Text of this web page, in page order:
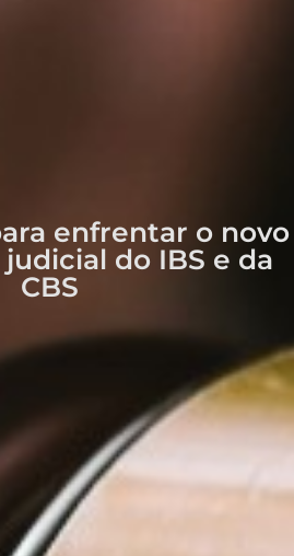
enfrentar o novo
do IBS e da
CBS